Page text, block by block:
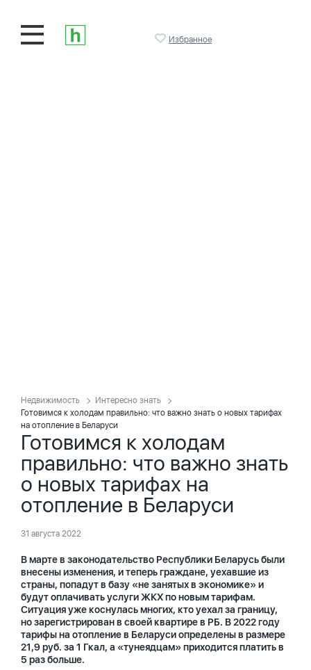
Избранное
Недвижимость
Интересно знать
Готовимся к холодам правильно: что важно знать о новых тарифах
на отопление в Беларуси
Готовимся к холодам
правильно: что важно знать
о новых тарифах на
отопление в Беларуси
31 августа 2022
В марте в законодательство Республики Беларусь были
внесены изменения, и теперь граждане, уехавшие из
страны, попадут в базу «не занятых в экономике» и
будут оплачивать услуги ЖКХ по новым тарифам.
Ситуация уже коснулась многих, кто уехал за границу,
но зарегистрирован в своей квартире в РБ. В 2022 году
тарифы на отопление в Беларуси определены в размере
21,9 руб. за 1 Гкал, а «тунеядцам» приходится платить в
5 раз больше.